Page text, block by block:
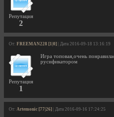
Репутация
2
От: FREEMAN228 [1|0] | Дата 2016-09-18 13:16:19
Репутация
1
Игра топовая,очень
русификатором
От: Artemonic [77|26] | Дата 2016-09-16 17:24:25